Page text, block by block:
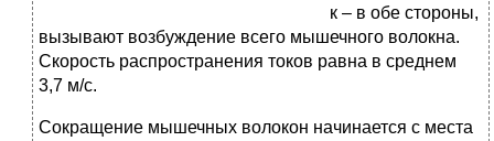
к – в обе стороны,
вызывают возбуждение всего мышечного волокна.
Скорость распространения токов равна в среднем
3,7 м/с.
Сокращение мышечных волокон начинается с места